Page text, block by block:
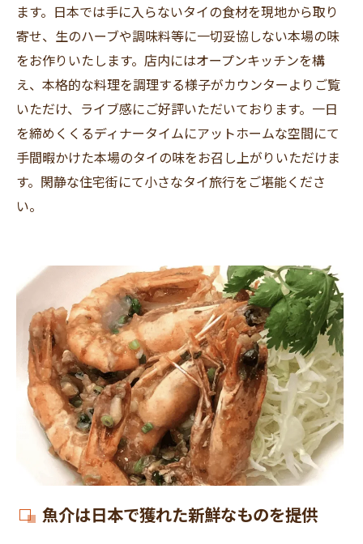
ます。日本では手に入らないタイの食材を現地から取り
寄せ、生のハーブや調味料等に一切妥協しない本場の味
をお作りいたします。店内にはオープンキッチンを構
え、本格的な料理を調理する様子がカウンターよりご覧
いただけ、ライブ感にご好評いただいております。一日
を締めくくるディナータイムにアットホームな空間にて
手間暇かけた本場のタイの味をお召し上がりいただけま
す。閑静な住宅街にて小さなタイ旅行をご堪能くださ
い。
魚介は日本で獲れた新鮮なものを提供